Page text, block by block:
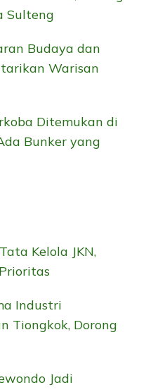
Sulteng
Budaya dan
Warisan
Ditemukan di
Bunker yang
Kelola JKN,
Industri
Tiongkok, Dorong
Jadi